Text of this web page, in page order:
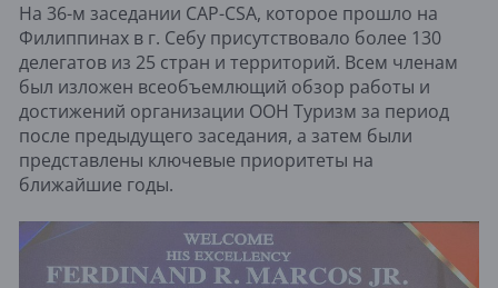
На 36-м заседании CAP-CSA, которое прошло на
Филиппинах в г. Себу присутствовало более 130
делегатов из 25 стран и территорий. Всем членам
был изложен всеобъемлющий обзор работы и
достижений организации ООН Туризм за период
после предыдущего заседания, а затем были
представлены ключевые приоритеты на
ближайшие годы.